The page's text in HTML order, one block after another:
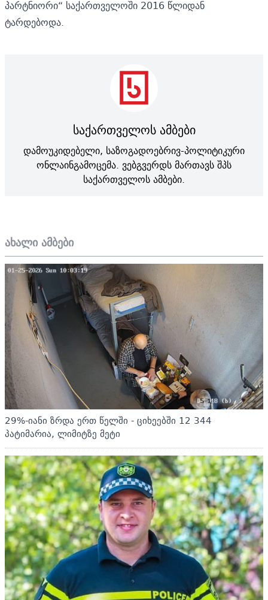
ახალი ამბები
29%-იანი ზრდა ერთ წელში - ციხეებში 12 344
პატიმარია, ლიმიტზე მეტი
პარტნიორი“ საქართველოში 2016 წლიდან
ტარდებოდა.
საქართველოს ამბები
დამოუკიდებელი, საზოგადოებრივ-პოლიტიკური
ონლაინგამოცემა. ვებგვერდს მართავს შპს
საქართველოს ამბები.